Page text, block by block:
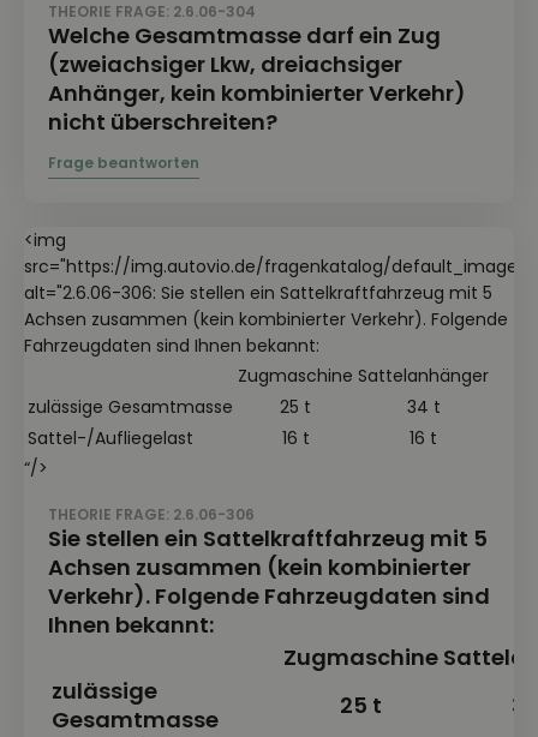
THEORIE FRAGE: 2.6.06-304
Welche Gesamtmasse darf ein Zug
(zweiachsiger Lkw, dreiachsiger
Anhänger, kein kombinierter Verkehr)
nicht überschreiten?
<img
src="https://img.autovio.de/fragenkatalog/
alt="2.6.06-306: Sie stellen ein Sattelkraftfahrzeug mit 5
Achsen zusammen (kein kombinierter Verkehr). Folgende
Fahrzeugdaten sind Ihnen bekannt:
Zugmaschine Sattelanhänger
zulässige Gesamtmasse
25 t
34 t
Sattel-/Aufliegelast
16 t
16 t
“/>
THEORIE FRAGE: 2.6.06-306
Sie stellen ein Sattelkraftfahrzeug mit 5
Achsen zusammen (kein kombinierter
Verkehr). Folgende Fahrzeugdaten sind
Ihnen bekannt:
Zugmaschine
zulässige
Gesamtmasse
25 t